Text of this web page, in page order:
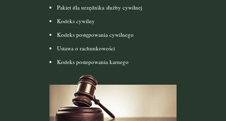
Pakiet dla urzędnika służby cywilnej
Kodeks cywilny
Kodeks postępowania cywilnego
Ustawa o rachunkowości
Kodeks postepowania karnego